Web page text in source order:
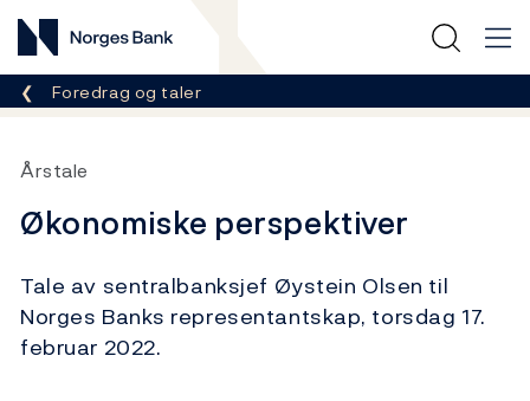
Norges Bank
Her er du nå:
Foredrag og taler
Årstale
Økonomiske perspektiver
Tale av sentralbanksjef Øystein Olsen til
Norges Banks representantskap, torsdag 17.
februar 2022.